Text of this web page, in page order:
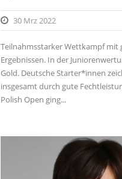
30 Mrz 2022
Teilnahmsstarker Wettkampf mit
Ergebnissen. In der
Gold. Deutsche Starter*innen
insgesamt durch gute
Polish Open ging...